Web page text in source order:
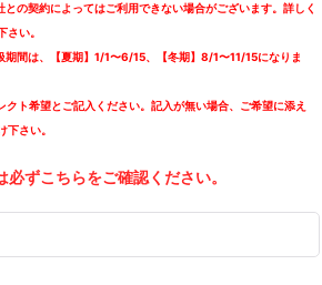
契約によってはご利用できない場合がございます。詳しく
い。
は、【夏期】1/1〜6/15、【冬期】8/1〜11/15になりま
希望とご記入ください。記入が無い場合、ご希望に添え
さい。
ずこちらをご確認ください。